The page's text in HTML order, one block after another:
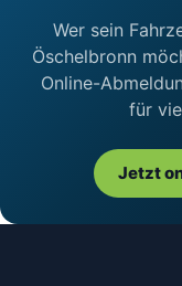
Wer sein
Öschelbronn
Online-
für
Jetzt